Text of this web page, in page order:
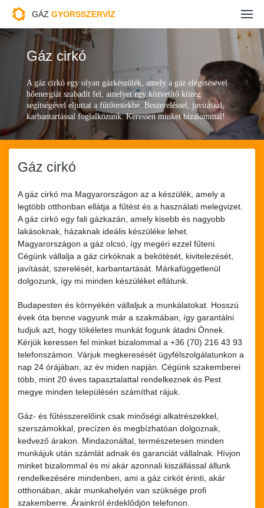
GÁZ GYORSSZERVÍZ
Gázszerelés
Gázszerelő Budapest
Gázszerelés árak
Ajánlatkérés
Kapcsolat
Gáz cirkó
A gáz cirkó egy olyan gázkészülék, amely a gáz elégetésével
hőenergiát szabadít fel, amelyet egy közvetítő közeg
segítségével eljuttat a fűtőtestekbe. Beszereléssel, javítással,
karbantartással foglalkozunk. Keressen minket bizalommal!
Gáz cirkó
A gáz cirkó ma Magyarországon az a készülék, amely a
legtöbb otthonban ellátja a fűtést és a használati melegvizet.
A gáz cirkó egy fali gázkazán, amely kisebb és nagyobb
lakásoknak, házaknak ideális készüléke lehet.
Magyarországon a gáz olcsó, így megéri ezzel fűteni.
Cégünk vállalja a gáz cirkóknak a bekötését, kivitelezését,
javítását, szerelését, karbantartását. Márkafüggetlenül
dolgozunk, így mi minden készüléket ellátunk.
Budapesten és környékén vállaljuk a munkálatokat. Hosszú
évek óta benne vagyunk már a szakmában, így garantálni
tudjuk azt, hogy tökéletes munkát fogunk átadni Önnek.
Kérjük keressen fel minket bizalommal a +36 (70) 216 43 93
telefonszámon. Várjuk megkeresését ügyfélszolgálatunkon a
nap 24 órájában, az év miden napján. Cégünk szakemberei
több, mint 20 éves tapasztalattal rendelkeznek és Pest
megye minden településén számíthat rájuk.
Gáz- és fűtésszerelőink csak minőségi alkatrészekkel,
szerszámokkal, precízen és megbízhatóan dolgoznak,
kedvező árakon. Mindazonáltal, természetesen minden
munkájuk után számlát adnak és garanciát vállalnak. Hívjon
minket bizalommal és mi akár azonnali kiszállással állunk
rendelkezésére mindenben, ami a gáz cirkót érinti, akár
otthonában, akár munkahelyén van szüksége profi
szakemberre. Árainkról érdeklődjön telefonon.